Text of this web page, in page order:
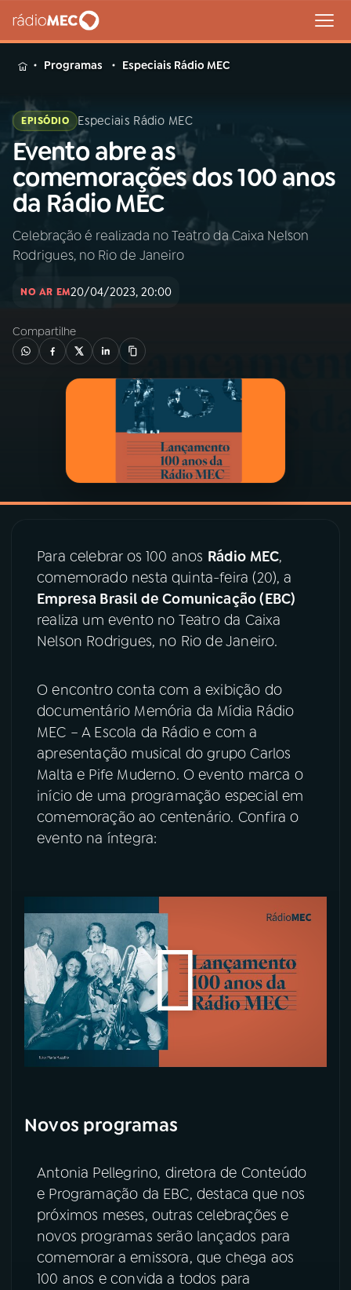
MENU
Buscar
na
Rádio
MEC
Buscar
Início AO VIVO
INÍCIO
02A RÁDIO
PROGRAMAÇÃO
PROGRAMAS
07ÚLTIMAS
08PRÊMIO RÁDIO MEC
ACOMPANHE A RÁDIO MEC
YouTube Facebook
Instagram X
TikTok
Programas Especiais Rádio MEC
EPISÓDIO Especiais Rádio MEC
Evento abre as
comemorações dos 100 anos
da Rádio MEC
Celebração é realizada no Teatro da Caixa Nelson
Rodrigues, no Rio de Janeiro
NO AR EM20/04/2023, 20:00
Compartilhe
Para celebrar os 100 anos Rádio MEC,
comemorado nesta quinta-feira (20), a
Empresa Brasil de Comunicação (EBC)
realiza um evento no Teatro da Caixa
Nelson Rodrigues, no Rio de Janeiro.
O encontro conta com a exibição do
documentário Memória da Mídia Rádio
MEC – A Escola da Rádio e com a
apresentação musical do grupo Carlos
Malta e Pife Muderno. O evento marca o
início de uma programação especial em
comemoração ao centenário. Confira o
evento na íntegra:
Novos programas
Antonia Pellegrino, diretora de Conteúdo
e Programação da EBC, destaca que nos
próximos meses, outras celebrações e
novos programas serão lançados para
comemorar a emissora, que chega aos
100 anos e convida a todos para